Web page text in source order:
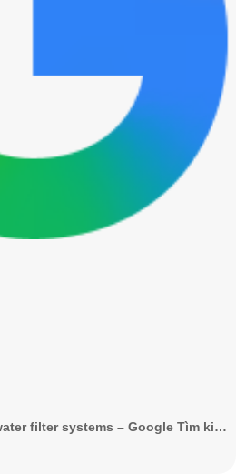
🔎 nhiệt độ khắc nghiệt water filter systems – Google Tìm kiếm